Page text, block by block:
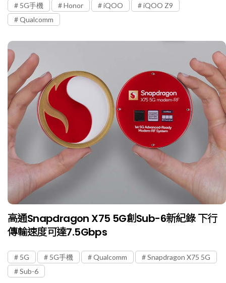
5G手機 Honor iQOO
iQOO Z9
Qualcomm
高通Snapdragon X75 5G創Sub-6新紀錄 下行
傳輸速度可達7.5Gbps
5G 5G手機 Qualcomm
Snapdragon X75 5G
Sub-6